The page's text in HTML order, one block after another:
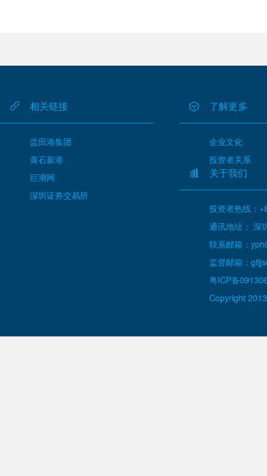
相关链接
盐田港集团
黄石新港
巨潮网
深圳证券交易所
了解更多
企业文化
投资者关系
关于我们
投资者热线：
通讯地址： 深
联系邮箱：
监督邮箱：
粤ICP备
Copyright